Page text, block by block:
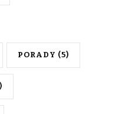
PORADY (5)